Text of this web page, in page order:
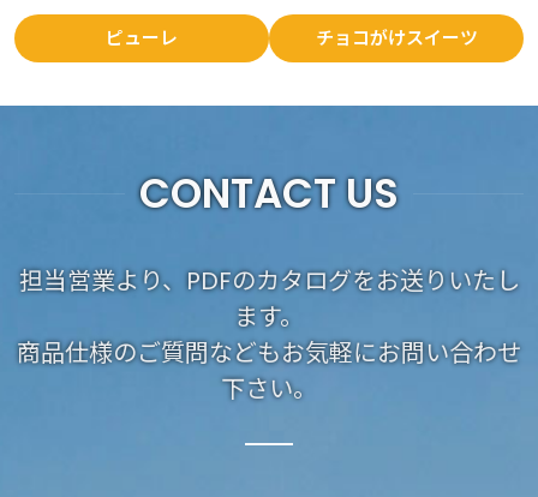
ピューレ チョコがけスイーツ
CONTACT US
担当営業より、PDFのカタログをお送りいたし
ます。
商品仕様のご質問などもお気軽にお問い合わせ
下さい。